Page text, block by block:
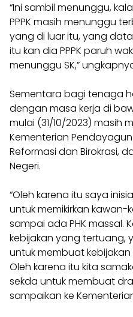
“Ini sambil menunggu,
PPPK masih menunggu
yang di luar itu, yang
itu kan dia PPPK paruh
menunggu SK,”
Sementara bagi tenaga
dengan masa kerja di
mulai (31/10/2023) masih
Kementerian
Reformasi dan Birokrasi,
Negeri.
“Oleh karena itu saya
untuk memikirkan kawan-
sampai ada PHK massal.
kebijakan yang tertuang,
untuk membuat
Oleh karena itu kita
sekda untuk membuat
sampaikan ke